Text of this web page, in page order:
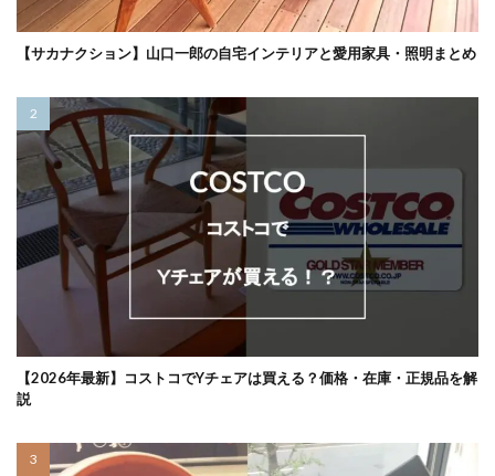
【サカナクション】山口一郎の自宅インテリアと愛用家具・照明まとめ
【2026年最新】コストコでYチェアは買える？価格・在庫・正規品を解
説